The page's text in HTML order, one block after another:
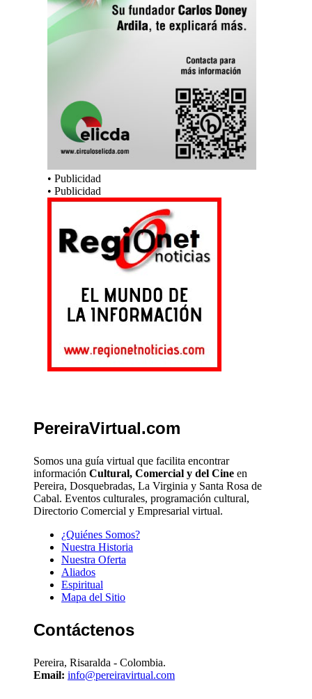
• Publicidad
• Publicidad
PereiraVirtual.com
Somos una guía virtual que facilita encontrar
información Cultural, Comercial y del Cine en
Pereira, Dosquebradas, La Virginia y Santa Rosa de
Cabal. Eventos culturales, programación cultural,
Directorio Comercial y Empresarial virtual.
¿Quiénes Somos?
Nuestra Historia
Nuestra Oferta
Aliados
Espiritual
Mapa del Sitio
Contáctenos
Pereira, Risaralda - Colombia.
Email: info@pereiravirtual.com